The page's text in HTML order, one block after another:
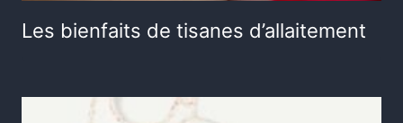
Les bienfaits de tisanes d’allaitement